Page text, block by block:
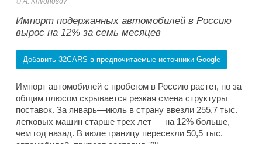
Импорт подержанных автомобилей в Россию
вырос на 12% за семь месяцев
Добавить 32CARS в предпочитаемые источники Google
Импорт автомобилей с пробегом в Россию растет, но за
общим плюсом скрывается резкая смена структуры
поставок. За январь—июль в страну ввезли 255,7 тыс.
легковых машин старше трех лет — на 12% больше,
чем год назад. В июле границу пересекли 50,5 тыс.